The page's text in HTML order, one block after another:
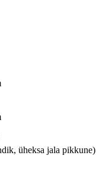
üheksa jala pikkune)